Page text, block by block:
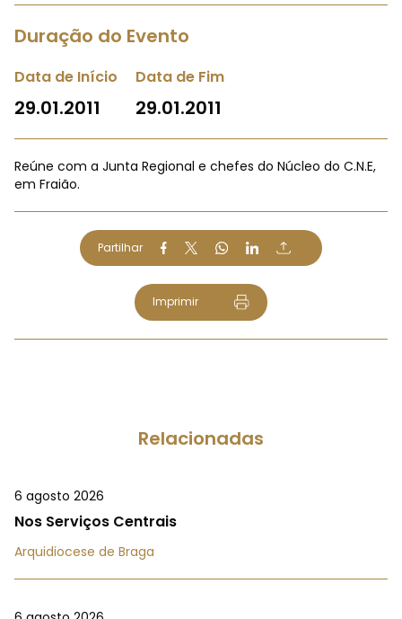
Duração do Evento
Data de Início
29.01.2011
Data de Fim
29.01.2011
Reúne com a Junta Regional e chefes do Núcleo do C.N.E,
em Fraião.
Partilhar
Imprimir
Relacionadas
6 agosto 2026
Nos Serviços Centrais
Arquidiocese de Braga